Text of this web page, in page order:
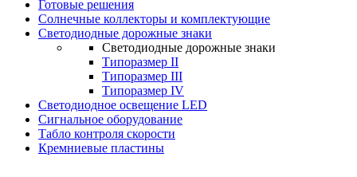
Готовые решения
Солнечные коллекторы и комплектующие
Светодиодные дорожные знаки
Светодиодные дорожные знаки
Типоразмер II
Типоразмер III
Типоразмер IV
Светодиодное освещение LED
Сигнальное оборудование
Табло контроля скорости
Кремниевые пластины